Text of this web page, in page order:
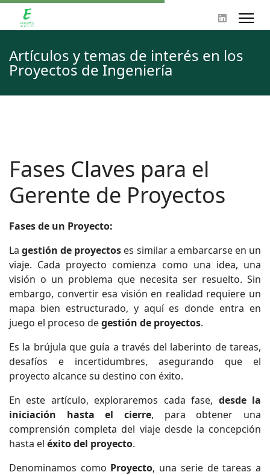
Artículos y temas de interés en los
Proyectos de Ingeniería
Fases Claves para el
Gerente de Proyectos
Fases de un Proyecto:
Lagestión de proyectos es similar a embarcarse en un
viaje. Cada proyecto comienza como una idea, una
visión o un problema que necesita ser resuelto. Sin
embargo, convertir esa visión en realidad requiere un
mapa bien estructurado, y aquí es donde entra en
juego el proceso degestión de proyectos.
Es la brújula que guía a través del laberinto de tareas,
desafíos e incertidumbres, asegurando que el
proyecto alcance su destino con éxito.
En este artículo, exploraremos cada fase, desde la
iniciación hasta el cierre, para obtener una
comprensión completa del viaje desde la concepción
hasta el éxito del proyecto.
Denominamos como Proyecto, una serie de tareas a